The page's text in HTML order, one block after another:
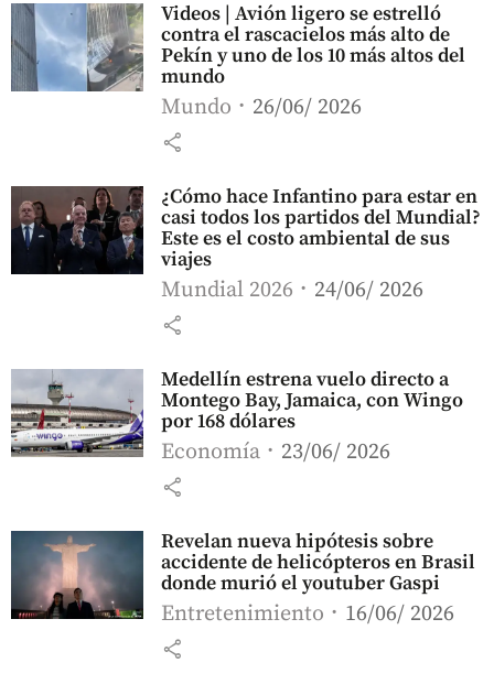
Videos | Avión ligero se estrelló
contra el rascacielos más alto de
Pekín y uno de los 10 más altos del
mundo
Mundo 26/06/ 2026
share
¿Cómo hace Infantino para estar en
casi todos los partidos del Mundial?
Este es el costo ambiental de sus
viajes
Mundial 2026 24/06/ 2026
share
Medellín estrena vuelo directo a
Montego Bay, Jamaica, con Wingo
por 168 dólares
Economía 23/06/ 2026
share
Revelan nueva hipótesis sobre
accidente de helicópteros en Brasil
donde murió el youtuber Gaspi
Entretenimiento 16/06/ 2026
share